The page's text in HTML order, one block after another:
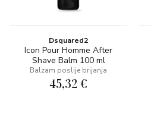
Dsquared2
Icon Pour Homme After
Shave Balm 100 ml
Balzam poslije brijanja
45,32 €